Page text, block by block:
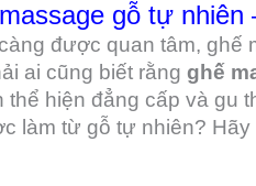
gỗ tự
được quan tâm, ghế
ai cũng biết rằng ghế
hiện đẳng cấp và gu
làm từ gỗ tự nhiên?